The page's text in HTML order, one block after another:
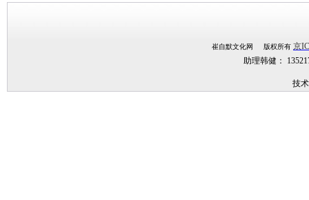
崔自默文化网 版权所有 京
助理韩健：
技